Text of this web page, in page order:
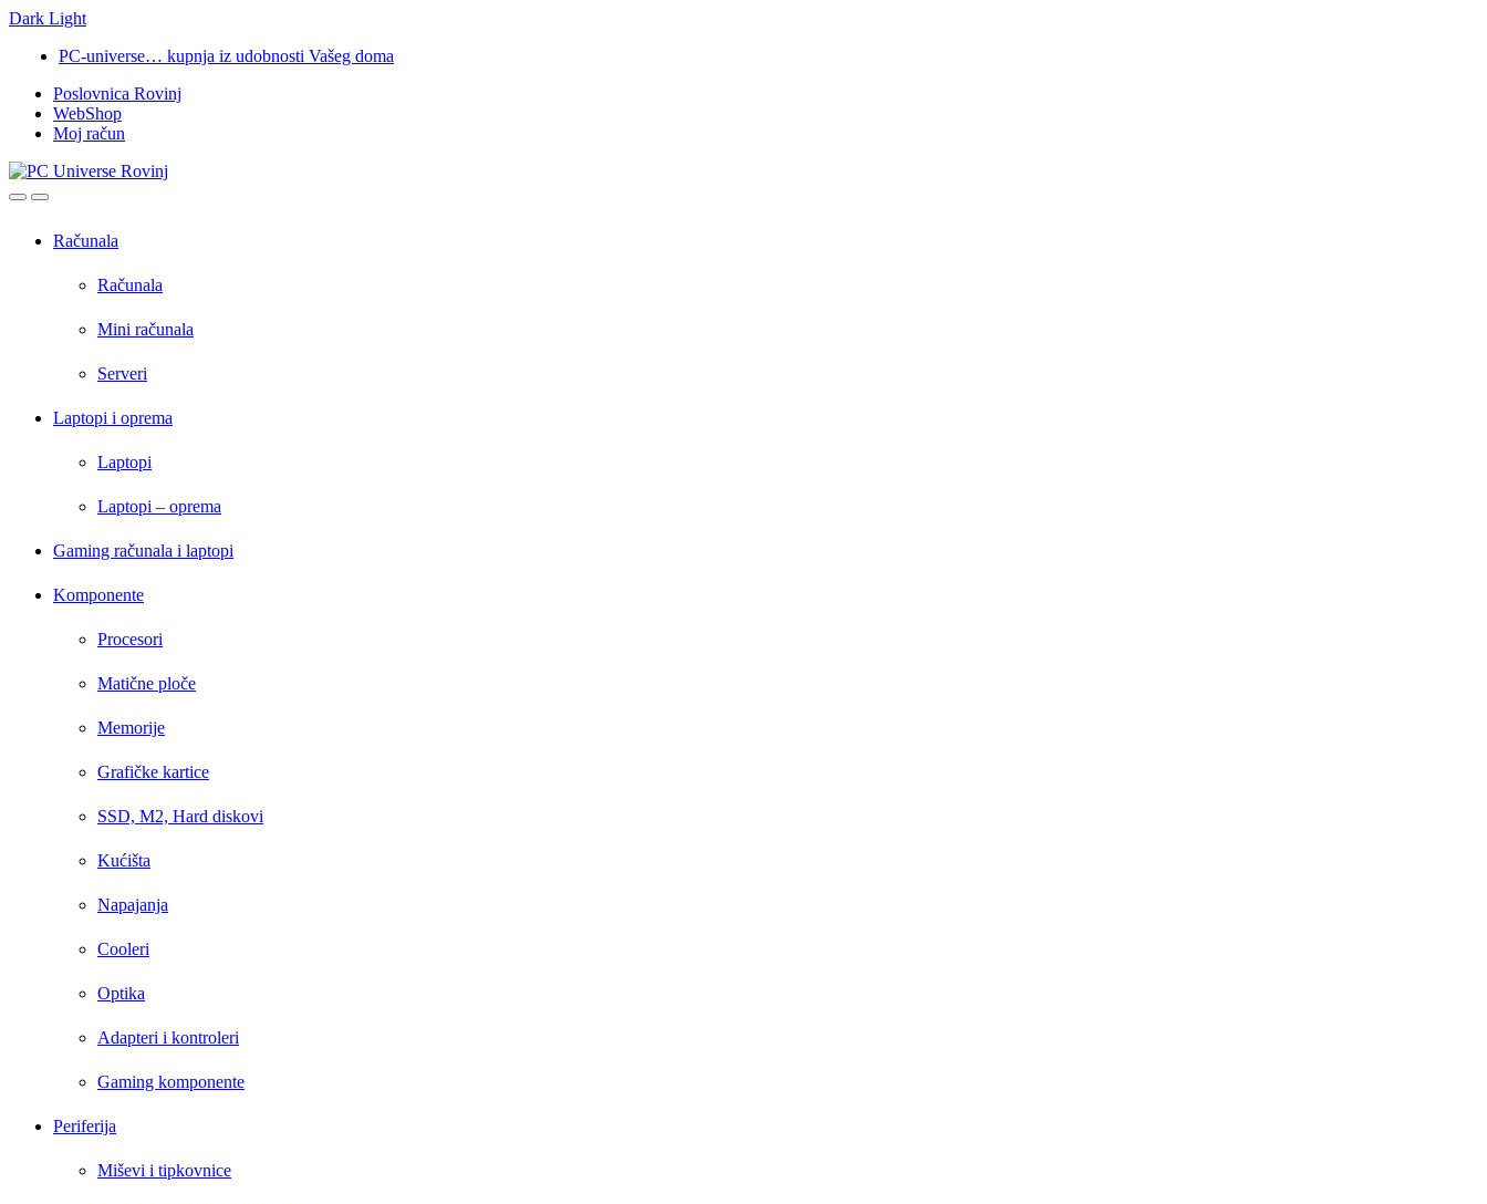
Dark Light
navigation
content
PC-universe… kupnja iz udobnosti Vašeg doma
Poslovnica Rovinj
WebShop
Moj račun
OpenClose
Računala
Računala
Mini računala
Serveri
Laptopi i oprema
Laptopi
Laptopi – oprema
Gaming računala i laptopi
Komponente
Procesori
Matične ploče
Memorije
Grafičke kartice
SSD, M2, Hard diskovi
Kućišta
Napajanja
Cooleri
Optika
Adapteri i kontroleri
Gaming komponente
Periferija
Miševi i tipkovnice